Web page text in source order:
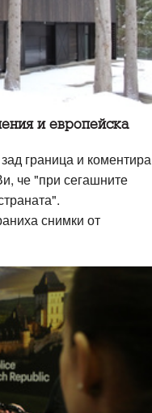
и европейска
граница и коментира
че "при сегашните
снимки от